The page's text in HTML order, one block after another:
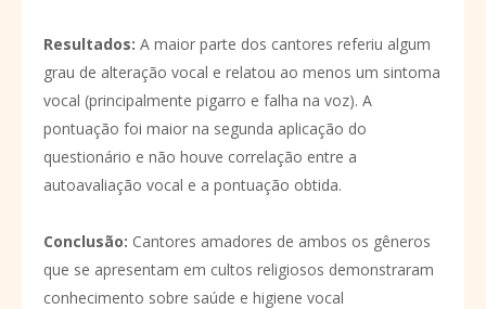
Resultados: A maior parte dos cantores referiu algum
grau de alteração vocal e relatou ao menos um sintoma
vocal (principalmente pigarro e falha na voz). A
pontuação foi maior na segunda aplicação do
questionário e não houve correlação entre a
autoavaliação vocal e a pontuação obtida.
Conclusão: Cantores amadores de ambos os gêneros
que se apresentam em cultos religiosos demonstraram
conhecimento sobre saúde e higiene vocal